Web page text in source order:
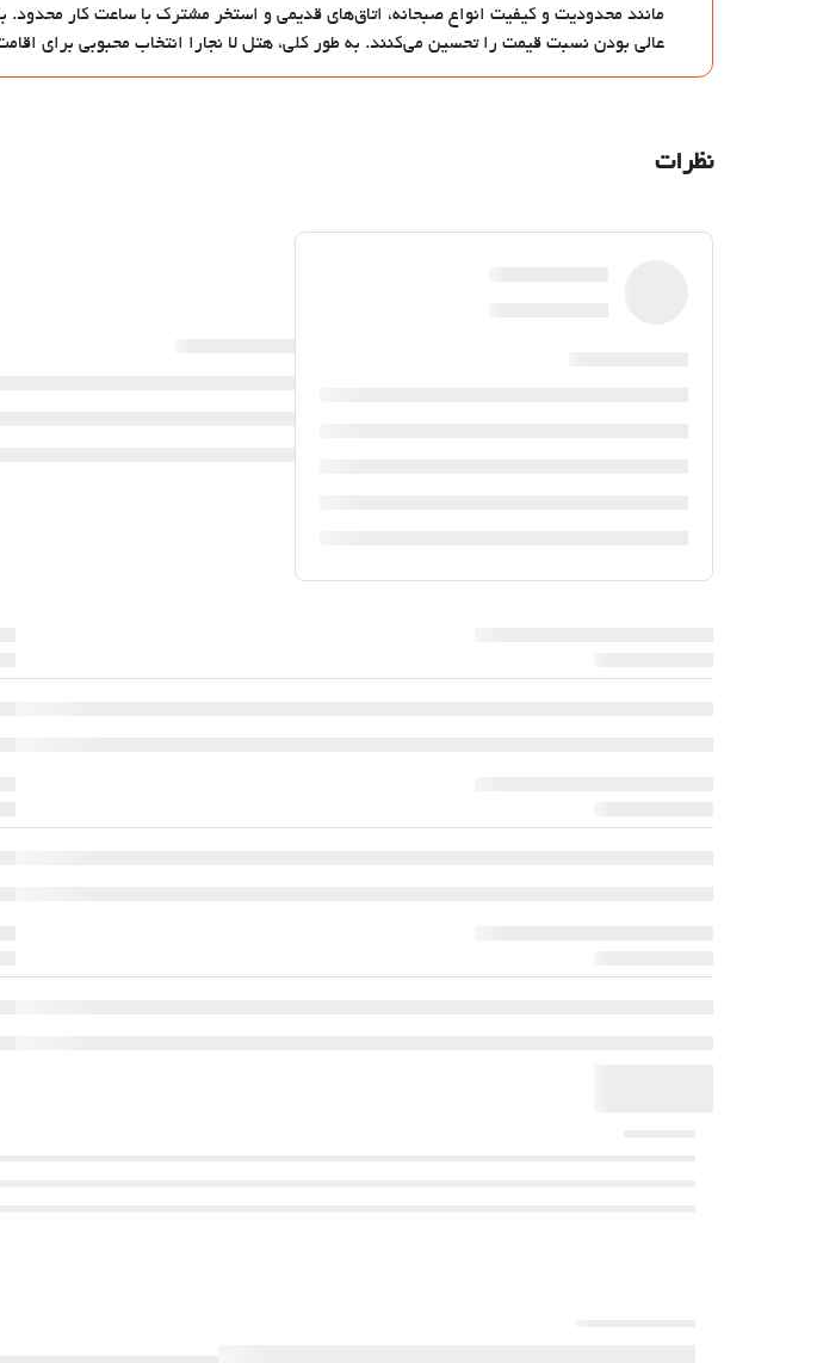
مانند محدودیت و کیفیت انواع صبحانه، اتاق‌های قدیمی و استخر مشترک با ساعت کار محدود.
عالی بودن نسبت قیمت را تحسین می‌کنند. به طور کلی، هتل لا نجارا انتخاب محبوبی برای
نظرات